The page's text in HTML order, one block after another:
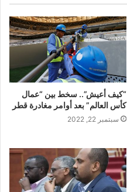
“كيف أعيش”.. سخط بين “عمال
كأس العالم” بعد أوامر مغادرة قطر
سبتمبر 22, 2022